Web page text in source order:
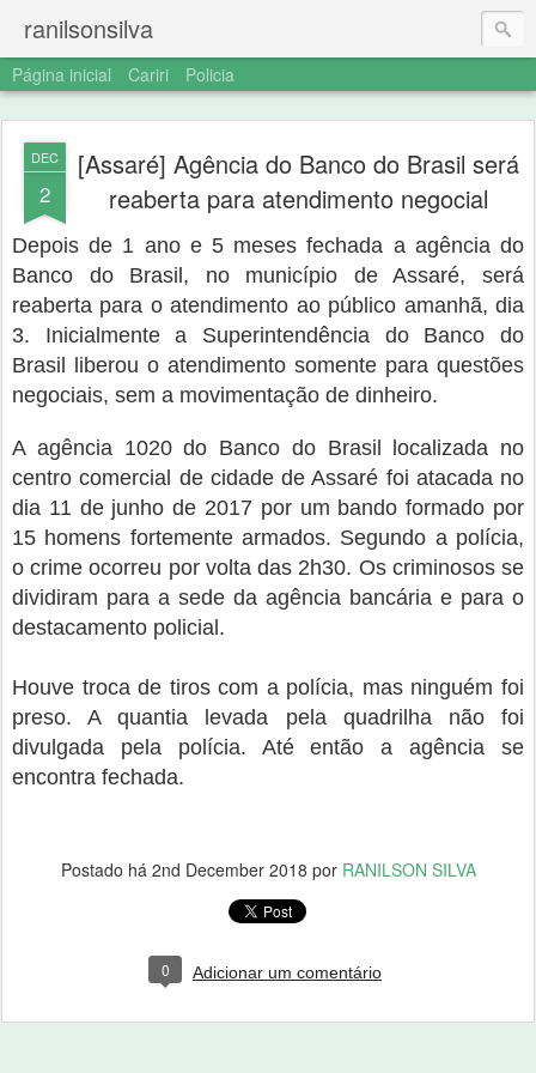
ranilsonsilva
Página inicial Cariri Policia
DEC
2
[Assaré] Agência do Banco do Brasil será
reaberta para atendimento negocial
Depois de 1 ano e 5 meses fechada a agência do
Banco do Brasil, no município de Assaré, será
reaberta para o atendimento ao público amanhã, dia
3. Inicialmente a Superintendência do Banco do
Brasil liberou o atendimento somente para questões
negociais, sem a movimentação de dinheiro.
A agência 1020 do Banco do Brasil localizada no
centro comercial de cidade de Assaré foi atacada no
dia 11 de junho de 2017 por um bando formado por
15 homens fortemente armados. Segundo a polícia,
o crime ocorreu por volta das 2h30. Os criminosos se
dividiram para a sede da agência bancária e para o
destacamento policial.
Houve troca de tiros com a polícia, mas ninguém foi
preso. A quantia levada pela quadrilha não foi
divulgada pela polícia. Até então a agência se
encontra fechada.
Postado há 2nd December 2018 por RANILSON SILVA
0 Adicionar um comentário